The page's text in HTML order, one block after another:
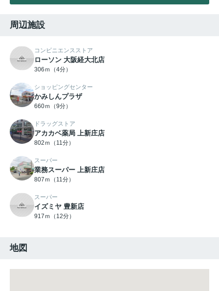
周辺施設
コンビニエンスストア
ローソン 大阪経大北店
306ｍ（4分）
ショッピングセンター
かみしんプラザ
660ｍ（9分）
ドラッグストア
アカカベ薬局 上新庄店
802ｍ（11分）
スーパー
業務スーパー 上新庄店
807ｍ（11分）
スーパー
イズミヤ 豊新店
917ｍ（12分）
地図